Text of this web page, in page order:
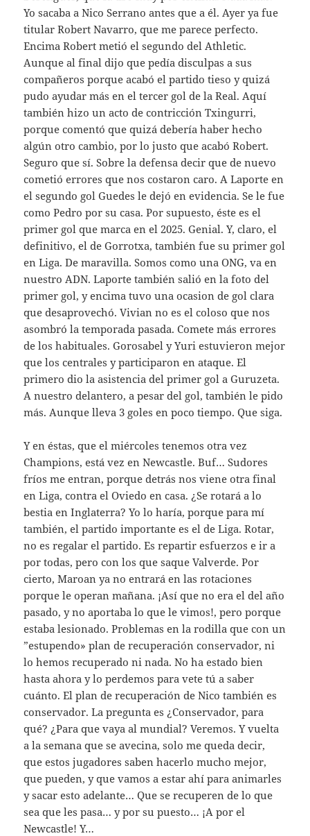
Yo sacaba a Nico Serrano antes que a él. Ayer ya fue
titular Robert Navarro, que me parece perfecto.
Encima Robert metió el segundo del Athletic.
Aunque al final dijo que pedía disculpas a sus
compañeros porque acabó el partido tieso y quizá
pudo ayudar más en el tercer gol de la Real. Aquí
también hizo un acto de contricción Txingurri,
porque comentó que quizá debería haber hecho
algún otro cambio, por lo justo que acabó Robert.
Seguro que sí. Sobre la defensa decir que de nuevo
cometió errores que nos costaron caro. A Laporte en
el segundo gol Guedes le dejó en evidencia. Se le fue
como Pedro por su casa. Por supuesto, éste es el
primer gol que marca en el 2025. Genial. Y, claro, el
definitivo, el de Gorrotxa, también fue su primer gol
en Liga. De maravilla. Somos como una ONG, va en
nuestro ADN. Laporte también salió en la foto del
primer gol, y encima tuvo una ocasion de gol clara
que desaprovechó. Vivian no es el coloso que nos
asombró la temporada pasada. Comete más errores
de los habituales. Gorosabel y Yuri estuvieron mejor
que los centrales y participaron en ataque. El
primero dio la asistencia del primer gol a Guruzeta.
A nuestro delantero, a pesar del gol, también le pido
más. Aunque lleva 3 goles en poco tiempo. Que siga.
Y en éstas, que el miércoles tenemos otra vez
Champions, está vez en Newcastle. Buf… Sudores
fríos me entran, porque detrás nos viene otra final
en Liga, contra el Oviedo en casa. ¿Se rotará a lo
bestia en Inglaterra? Yo lo haría, porque para mí
también, el partido importante es el de Liga. Rotar,
no es regalar el partido. Es repartir esfuerzos e ir a
por todas, pero con los que saque Valverde. Por
cierto, Maroan ya no entrará en las rotaciones
porque le operan mañana. ¡Así que no era el del año
pasado, y no aportaba lo que le vimos!, pero porque
estaba lesionado. Problemas en la rodilla que con un
”estupendo» plan de recuperación conservador, ni
lo hemos recuperado ni nada. No ha estado bien
hasta ahora y lo perdemos para vete tú a saber
cuánto. El plan de recuperación de Nico también es
conservador. La pregunta es ¿Conservador, para
qué? ¿Para que vaya al mundial? Veremos. Y vuelta
a la semana que se avecina, solo me queda decir,
que estos jugadores saben hacerlo mucho mejor,
que pueden, y que vamos a estar ahí para animarles
y sacar esto adelante… Que se recuperen de lo que
sea que les pasa… y por su puesto… ¡A por el
Newcastle! Y…